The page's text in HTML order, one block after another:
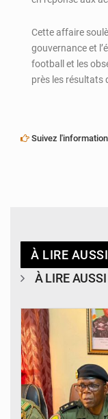
Cette affaire
gouvernance et
football et les
près les résultats
Suivez
À LIRE AUSSI
À LIRE AUSSI